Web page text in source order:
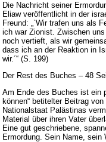
Die Nachricht seiner
Eliaw veröffentlicht in der
Freund: „`Wir trafen uns als
ich war Zionist. Zwischen
noch vertieft, als wir
dass ich an der Reaktion in
wir.´“ (S. 199)
Der Rest des Buches – 48
Am Ende des Buches ist ein
können“ betitelter Beitrag
Nationalstaat Palästinas
Material über ihren Vater
Eine gut geschriebene,
Ermordung. Sein Name,